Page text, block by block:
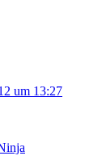
um 13:27